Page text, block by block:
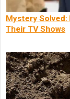
Mystery Solved:
Their TV Shows